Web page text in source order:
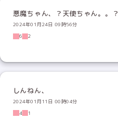
悪魔ちゃん、？天使ちゃん。。？
2024年01月24日 09時56分
6
2
しんねん、
2024年01月11日 00時04分
4
1